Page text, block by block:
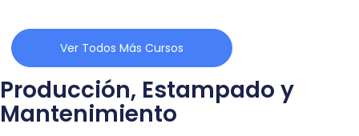
Ver Todos Más Cursos
Producción, Estampado y
Mantenimiento